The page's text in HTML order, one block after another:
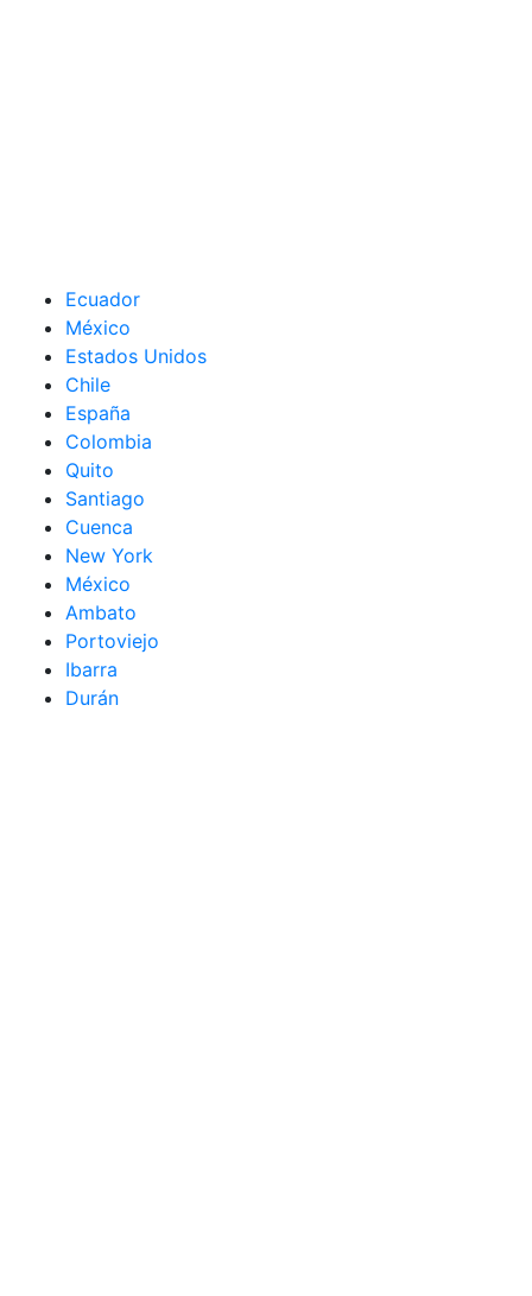
Ecuador
México
Estados Unidos
Chile
España
Colombia
Quito
Santiago
Cuenca
New York
México
Ambato
Portoviejo
Ibarra
Durán